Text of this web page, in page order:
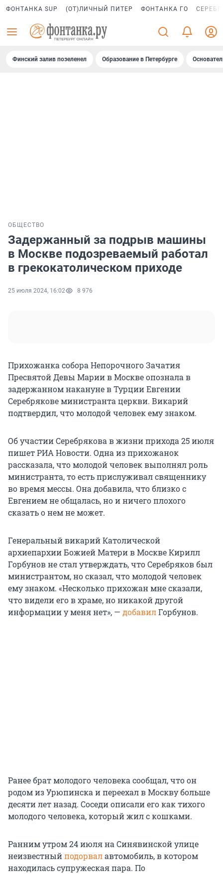
ФОНТАНКА SUP (ОТ)ЛИЧНЫЙ ПИТЕР ФОНТАНКА ГО
Финский залив позеленел Образование в Петербурге
ОБЩЕСТВО
Задержанный за подрыв машины
в Москве подозреваемый работал
в грекокатолическом приходе
25 июля 2024, 16:02 8 976
Прихожанка собора Непорочного Зачатия
Пресвятой Девы Марии в Москве опознала в
задержанном накануне в Турции Евгении
Серебрякове министранта церкви. Викарий
подтвердил, что молодой человек ему знаком.
Об участии Серебрякова в жизни прихода 25 июля
пишет РИА Новости. Одна из прихожанок
рассказала, что молодой человек выполнял роль
министранта, то есть прислуживал священнику
во время мессы. Она добавила, что близко с
Евгением не общалась, но и ничего плохого
сказать о нем не может.
Генеральный викарий Католической
архиепархии Божией Матери в Москве Кирилл
Горбунов не стал утверждать, что Серебряков был
министрантом, но сказал, что молодой человек
ему знаком. «Несколько прихожан мне сказали,
что видели его в храме, но никакой другой
информации у меня нет», — добавилГорбунов.
Ранее брат молодого человека сообщал, что он
родом из Урюпинска и переехал в Москву больше
десяти лет назад. Соседи описали его как тихого
молодого человека, который жил с кошками.
Ранним утром 24 июля на Синявинской улице
неизвестныйподорвалавтомобиль, в котором
находилась супружеская пара. По